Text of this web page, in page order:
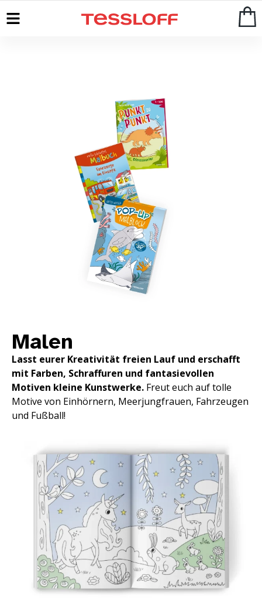
Start Kreatives & Rätseln > Malen
Malen
Lasst eurer Kreativität freien Lauf und erschafft
mit Farben, Schraffuren und fantasievollen
Motiven kleine Kunstwerke. Freut euch auf tolle
Motive von Einhörnern, Meerjungfrauen, Fahrzeugen
und Fußball!